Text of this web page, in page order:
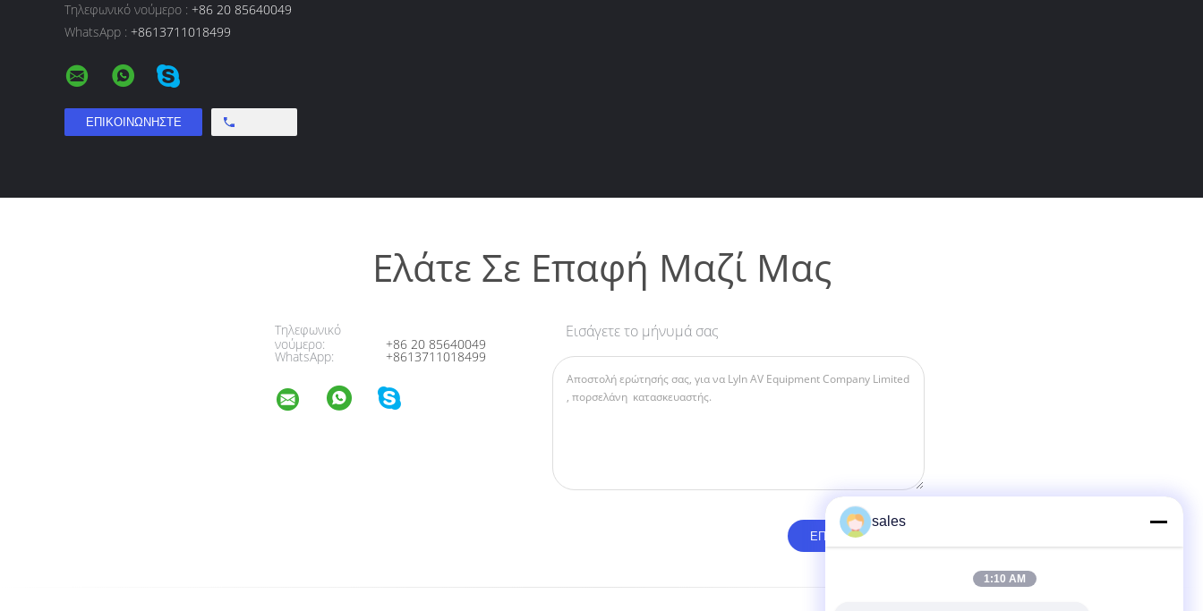
Τηλεφωνικό νούμερο : +86 20 85640049
WhatsApp : +8613711018499
Ελάτε Σε Επαφή Μαζί Μας
Τηλεφωνικό
νούμερο:
+86 20 85640049
WhatsApp: +8613711018499
Εισάγετε το μήνυμά σας
sales
1:10 AM